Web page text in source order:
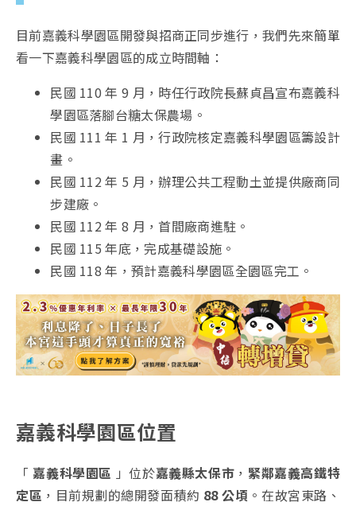
目前嘉義科學園區開發與招商正同步進行，我們先來簡單
看一下嘉義科學園區的成立時間軸：
民國 110 年 9 月，時任行政院長蘇貞昌宣布嘉義科
學園區落腳台糖太保農場。
民國 111 年 1 月，行政院核定嘉義科學園區籌設計
畫。
民國 112 年 5 月，辦理公共工程動土並提供廠商同
步建廠。
民國 112 年 8 月，首間廠商進駐。
民國 115 年底，完成基礎設施。
民國 118 年，預計嘉義科學園區全園區完工。
嘉義科學園區位置
「 嘉義科學園區 」位於嘉義縣太保市 ， 緊鄰嘉義高鐵特
定區 ，目前規劃的總開發面積約 88 公頃 。在故宮東路、